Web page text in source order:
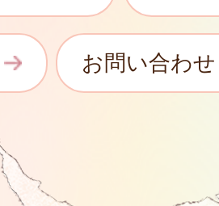
お問い合わせ